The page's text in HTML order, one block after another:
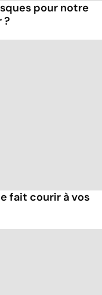
pour notre
?
fait courir à vos